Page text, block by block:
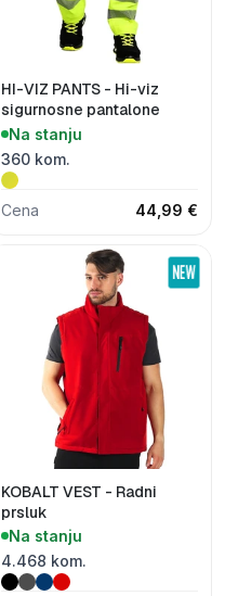
HI-VIZ PANTS - Hi-viz
sigurnosne pantalone
Na stanju
360 kom.
Cena 44,99 €
KOBALT VEST - Radni
prsluk
Na stanju
4.468 kom.